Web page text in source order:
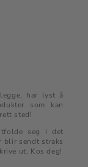
har lyst å
som kan
sted!
seg i det
blir sendt straks
ut. Kos deg!